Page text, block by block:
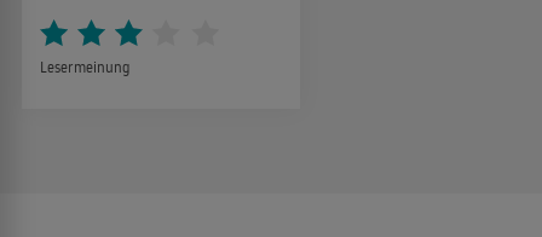
Lesermeinung